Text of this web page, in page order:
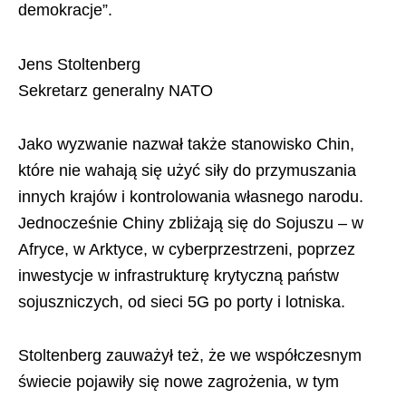
demokracje”.
Jens Stoltenberg
Sekretarz generalny NATO
Jako wyzwanie nazwał także stanowisko Chin,
które nie wahają się użyć siły do ​​przymuszania
innych krajów i kontrolowania własnego narodu.
Jednocześnie Chiny zbliżają się do Sojuszu – w
Afryce, w Arktyce, w cyberprzestrzeni, poprzez
inwestycje w infrastrukturę krytyczną państw
sojuszniczych, od sieci 5G po porty i lotniska.
Stoltenberg zauważył też, że we współczesnym
świecie pojawiły się nowe zagrożenia, w tym